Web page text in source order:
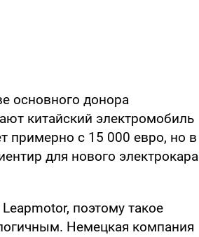
основного донора
китайский электромобиль
примерно с 15 000 евро, но в
для нового электрокара
поэтому такое
Немецкая компания